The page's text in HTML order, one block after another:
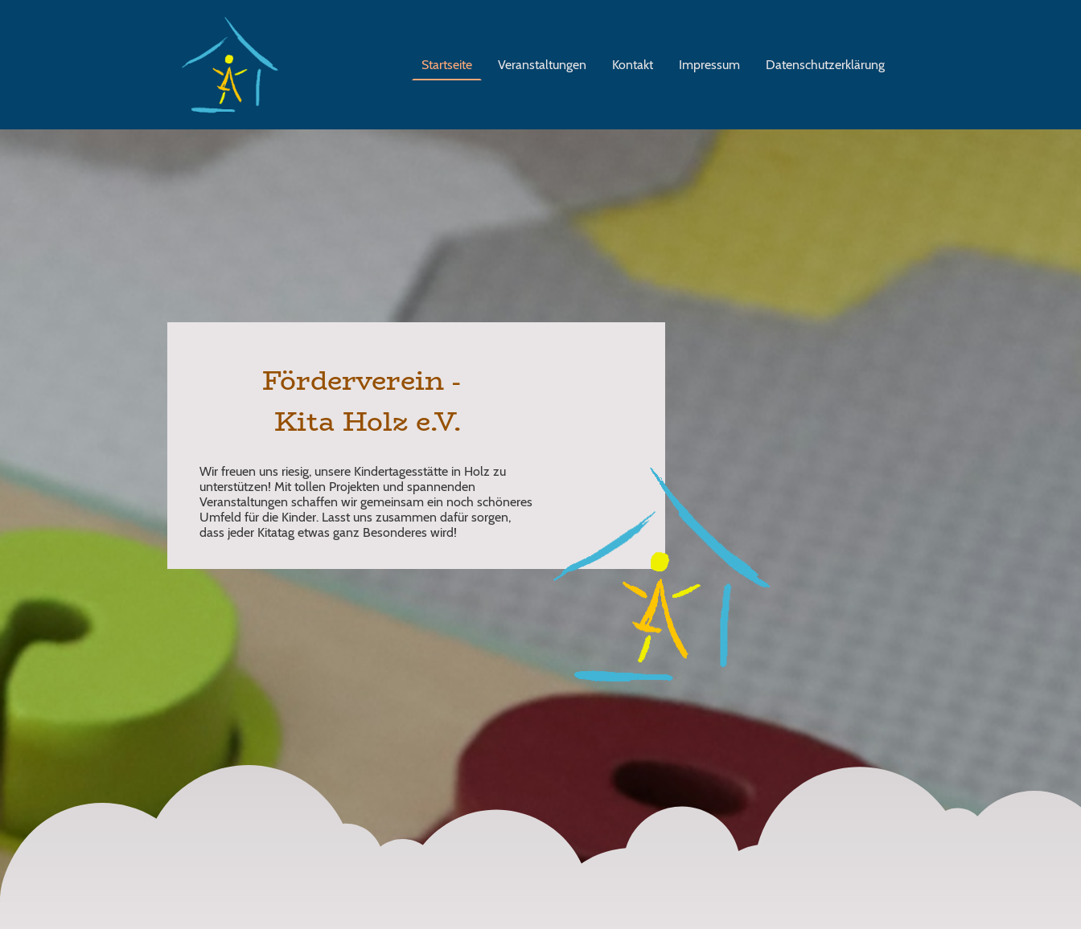
Startseite Veranstaltungen Kontakt Impressum Datenschutzerklärung
Förderverein -
Kita Holz e.V.
Wir freuen uns riesig, unsere Kindertagesstätte in Holz zu
unterstützen! Mit tollen Projekten und spannenden
Veranstaltungen schaffen wir gemeinsam ein noch schöneres
Umfeld für die Kinder. Lasst uns zusammen dafür sorgen,
dass jeder Kitatag etwas ganz Besonderes wird!